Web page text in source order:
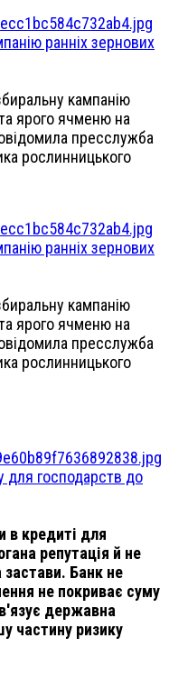
ранніх зернових
кампанію
ярого ячменю на
пресслужба
рослинницького
ранніх зернових
кампанію
ярого ячменю на
пресслужба
рослинницького
для господарств до
в кредиті для
репутація й не
застави. Банк не
не покриває суму
державна
частину ризику